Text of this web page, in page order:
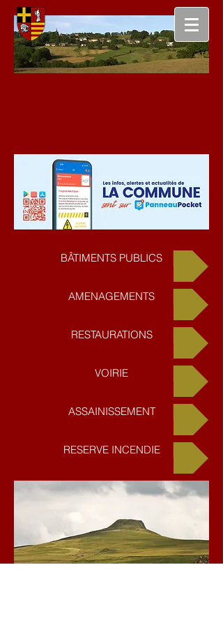
BÂTIMENTS PUBLICS
AMENAGEMENTS
RESTAURATIONS
VOIRIE
ASSAINISSEMENT
RESERVE INCENDIE